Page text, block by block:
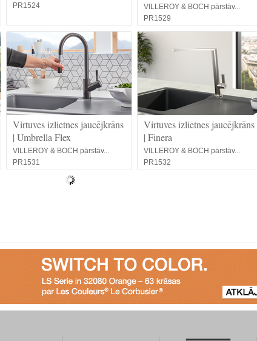
PR1524
VILLEROY & BOCH pārstāv...
PR1529
Virtuves izlietnes jaucējkrāns
| Umbrella Flex
VILLEROY & BOCH pārstāv...
PR1531
Virtuves izlietnes jaucējkrāns
| Finera
VILLEROY & BOCH pārstāv...
PR1532